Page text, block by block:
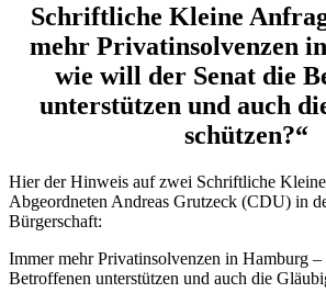
Schriftliche Kleine
mehr Privatinsolvenzen
wie will der Senat die
unterstützen und auch
schützen?“
Hier der Hinweis auf zwei Schriftliche
Abgeordneten Andreas Grutzeck (CDU) in
Bürgerschaft:
Immer mehr Privatinsolvenzen in Hamburg
Betroffenen unterstützen und auch die